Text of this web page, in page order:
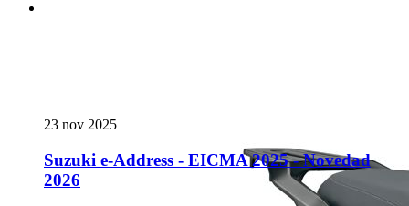
23 nov 2025
Suzuki e-Address - EICMA 2025 - Novedad
2026